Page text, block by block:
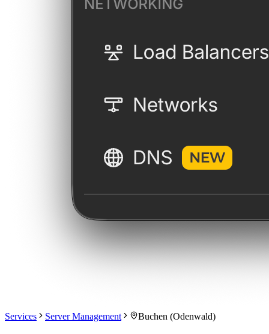
Services Server Management Buchen (Odenwald)